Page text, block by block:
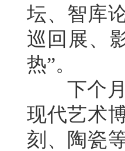
坛、智库
巡回展、
热”。
下个月
现代艺术
刻、陶瓷